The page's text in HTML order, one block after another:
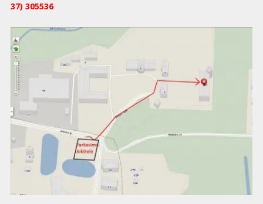
37) 305536